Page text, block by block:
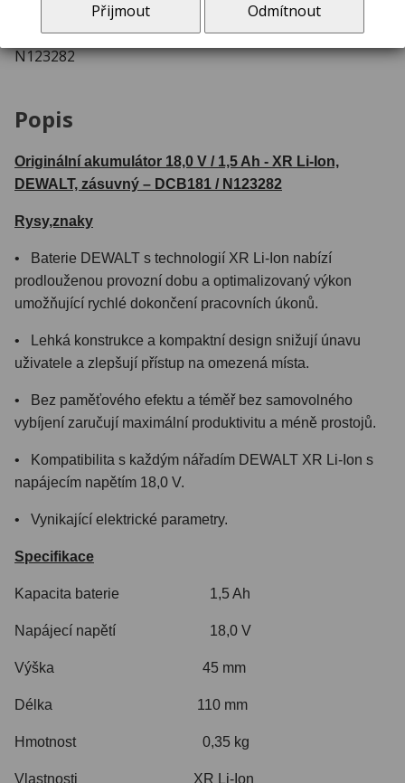
Originální akumulátor 18,0 V XR Li-Ion 1,5 Ah zásuvný /
N123282
Popis
Originální akumulátor 18,0 V / 1,5 Ah - XR Li-Ion,
DEWALT, zásuvný – DCB181 / N123282
Rysy,znaky
• Baterie DEWALT s technologií XR Li-Ion nabízí
prodlouženou provozní dobu a optimalizovaný výkon
umožňující rychlé dokončení pracovních úkonů.
• Lehká konstrukce a kompaktní design snižují únavu
uživatele a zlepšují přístup na omezená místa.
• Bez paměťového efektu a téměř bez samovolného
vybíjení zaručují maximální produktivitu a méně prostojů.
• Kompatibilita s každým nářadím DEWALT XR Li-Ion s
napájecím napětím 18,0 V.
• Vynikající elektrické parametry.
Specifikace
Kapacita baterie 1,5 Ah
Napájecí napětí 18,0 V
Výška 45 mm
Délka 110 mm
Hmotnost 0,35 kg
Vlastnosti XR Li-Ion
Přijmout Odmítnout